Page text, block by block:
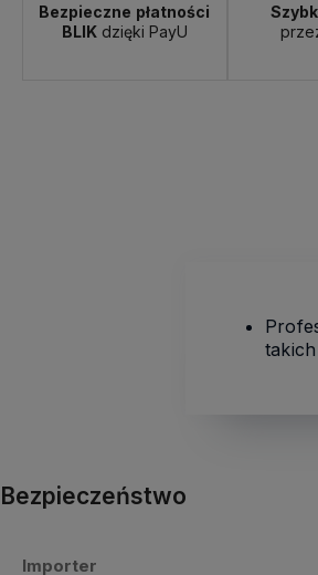
Bezpieczne płatności
BLIKdzięki PayU
Bezpieczeństwo
Importer